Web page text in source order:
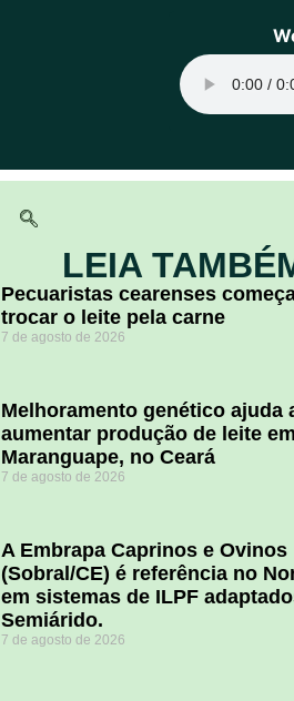
LEIA
Pecuaristas cearenses
trocar o leite pela carne
7 de agosto de 2026
Melhoramento genético ajuda
aumentar produção de leite em
Maranguape, no Ceará
7 de agosto de 2026
A Embrapa Caprinos e Ovinos
(Sobral/CE) é referência no
em sistemas de ILPF
Semiárido.
7 de agosto de 2026